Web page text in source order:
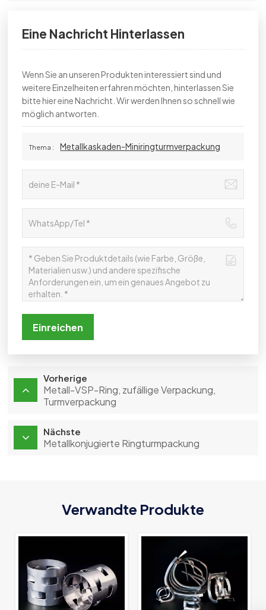
Eine Nachricht Hinterlassen
Wenn Sie an unseren Produkten interessiert sind und
weitere Einzelheiten erfahren möchten, hinterlassen Sie
bitte hier eine Nachricht. Wir werden Ihnen so schnell wie
möglich antworten.
Thema : Metallkaskaden-Miniringturmverpackung
Einreichen
Vorherige
Metall-VSP-Ring, zufällige Verpackung,
Turmverpackung
Nächste
Metallkonjugierte Ringturmpackung
Verwandte Produkte